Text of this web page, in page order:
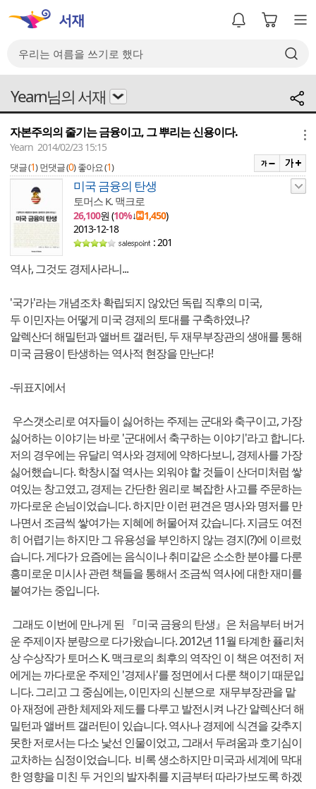
Yearn님의 서재
자본주의의 줄기는 금융이고, 그 뿌리는 신용이다.
Yearn 2014/02/23 15:15
댓글 (1) 먼댓글 (0) 좋아요 (1)
미국 금융의 탄생
토머스 K. 맥크로
26,100원 (10%↓ 1,450)
2013-12-18
: 201
역사, 그것도 경제사라니...
'국가'라는 개념조차 확립되지 않았던 독립 직후의 미국,
두 이민자는 어떻게 미국 경제의 토대를 구축하였나?
알렉산더 해밀턴과 앨버트 갤러틴, 두 재무부장관의 생애를 통해
미국 금융이 탄생하는 역사적 현장을 만난다!
-뒤표지에서
우스갯소리로 여자들이 싫어하는 주제는 군대와 축구이고, 가장
싫어하는 이야기는 바로 '군대에서 축구하는 이야기'라고 합니다.
저의 경우에는 유달리 역사와 경제에 약하다보니, 경제사를 가장
싫어했습니다. 학창시절 역사는 외워야 할 것들이 산더미처럼 쌓
여있는 창고였고, 경제는 간단한 원리로 복잡한 사고를 주문하는
까다로운 손님이었습니다. 하지만 이런 편견은 명사와 명저를 만
나면서 조금씩 쌓여가는 지혜에 허물어져 갔습니다. 지금도 여전
히 어렵기는 하지만 그 유용성을 부인하지 않는 경지(?)에 이르렀
습니다. 게다가 요즘에는 음식이나 취미같은 소소한 분야를 다룬
흥미로운 미시사 관련 책들을 통해서 조금씩 역사에 대한 재미를
붙여가는 중입니다.
그래도 이번에 만나게 된 『미국 금융의 탄생』은 처음부터 버거
운 주제이자 분량으로 다가왔습니다. 2012년 11월 타계한 퓰리처
상 수상작가 토머스 K. 맥크로의 최후의 역작인 이 책은 여전히 저
에게는 까다로운 주제인 '경제사'를 정면에서 다룬 책이기 때문입
니다. 그리고 그 중심에는, 이민자의 신분으로 재무부장관을 맡
아 재정에 관한 체제와 제도를 다루고 발전시켜 나간 알렉산더 해
밀턴과 앨버트 갤러틴이 있습니다. 역사나 경제에 식견을 갖추지
못한 저로서는 다소 낯선 인물이었고, 그래서 두려움과 호기심이
교차하는 심정이었습니다. 비록 생소하지만 미국과 세계에 막대
한 영향을 미친 두 거인의 발자취를 지금부터 따라가보도록 하겠